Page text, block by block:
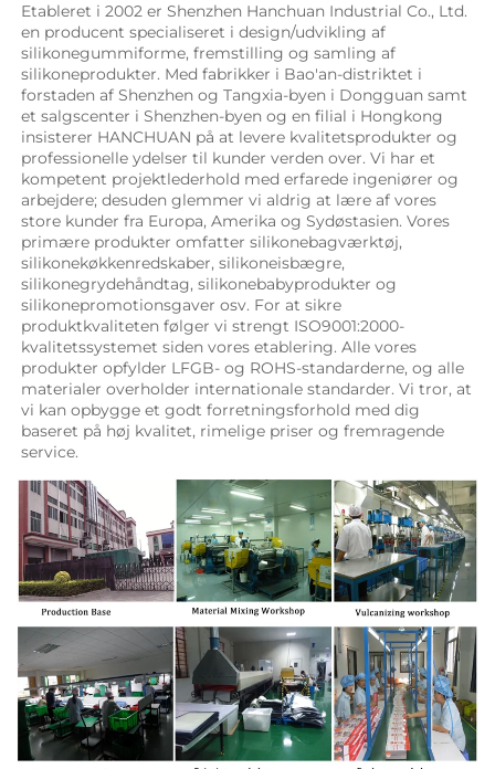
Etableret i 2002 er Shenzhen Hanchuan Industrial Co., Ltd.
en producent specialiseret i design/udvikling af
silikonegummiforme, fremstilling og samling af
silikoneprodukter. Med fabrikker i Bao'an-distriktet i
forstaden af Shenzhen og Tangxia-byen i Dongguan samt
et salgscenter i Shenzhen-byen og en filial i Hongkong
insisterer HANCHUAN på at levere kvalitetsprodukter og
professionelle ydelser til kunder verden over. Vi har et
kompetent projektlederhold med erfarede ingeniører og
arbejdere; desuden glemmer vi aldrig at lære af vores
store kunder fra Europa, Amerika og Sydøstasien. Vores
primære produkter omfatter silikonebagværktøj,
silikonekøkkenredskaber, silikoneisbægre,
silikonegrydehåndtag, silikonebabyprodukter og
silikonepromotionsgaver osv. For at sikre
produktkvaliteten følger vi strengt ISO9001:2000-
kvalitetssystemet siden vores etablering. Alle vores
produkter opfylder LFGB- og ROHS-standarderne, og alle
materialer overholder internationale standarder. Vi tror, at
vi kan opbygge et godt forretningsforhold med dig
baseret på høj kvalitet, rimelige priser og fremragende
service.